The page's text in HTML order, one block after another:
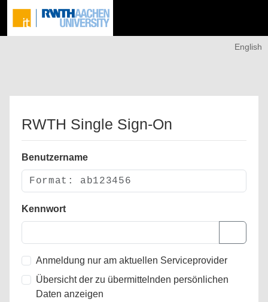
English
RWTH Single Sign-On
Benutzername
Kennwort
Anmeldung nur am aktuellen Serviceprovider
Übersicht der zu übermittelnden persönlichen
Daten anzeigen